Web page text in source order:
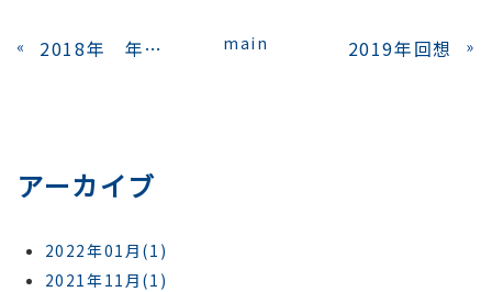
« 2018年 年頭訓示 main 2019年回想 »
アーカイブ
2022年01月(1)
2021年11月(1)